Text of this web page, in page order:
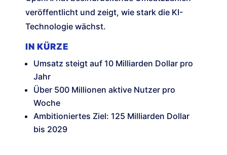
veröffentlicht und zeigt, wie stark die KI-
Technologie wächst.
IN KÜRZE
Umsatz steigt auf 10 Milliarden Dollar pro
Jahr
Über 500 Millionen aktive Nutzer pro
Woche
Ambitioniertes Ziel: 125 Milliarden Dollar
bis 2029